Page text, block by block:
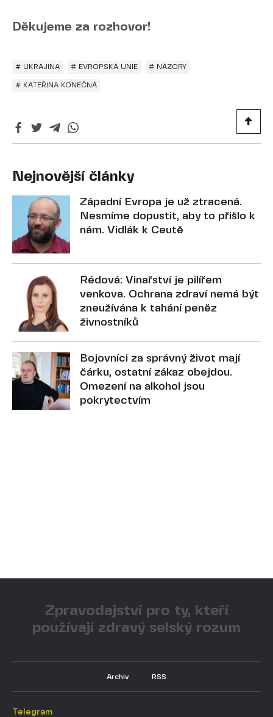
Děkujeme za rozhovor!
# UKRAJINA # EVROPSKÁ UNIE # NÁZORY
# KATEŘINA KONEČNÁ
Nejnovější články
Západní Evropa je už ztracená.
Nesmíme dopustit, aby to přišlo k
nám. Vidlák k Ceutě
Rédová: Vinařství je pilířem
venkova. Ochrana zdraví nemá být
zneužívána k tahání peněz
živnostníků
Bojovníci za správný život mají
čárku, ostatní zákaz obejdou.
Omezení na alkohol jsou
pokrytectvím
Zpravodajství pro ty, kteří
používají zdravý selský rozum
Archiv RSS
Telegram